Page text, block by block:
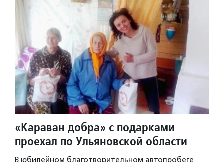
«Караван добра» с подарками
проехал по Ульяновской области
В юбилейном благотворительном автопробеге